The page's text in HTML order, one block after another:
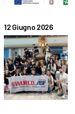
12 Giugno 2026